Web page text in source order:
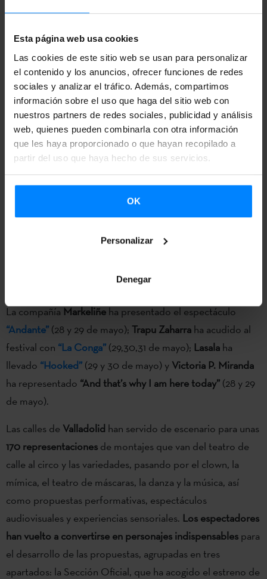
Esta página web usa cookies
Las cookies de este sitio web se usan para personalizar
el contenido y los anuncios, ofrecer funciones de redes
sociales y analizar el tráfico. Además, compartimos
información sobre el uso que haga del sitio web con
nuestros partners de redes sociales, publicidad y análisis
web, quienes pueden combinarla con otra información
que les haya proporcionado o que hayan recopilado a
partir del uso que haya hecho de sus servicios.
OK
Personalizar
Denegar
Valladolid, TAC, ha celebrado su décimo sexta edición
entre los días 27 y 31 de mayo.La representación vasca que
ha acudido al festival ha gozado de una calurosa acogida, y
el número de participantes del festival ha subido:
serán 54 las compañías y artistas que participan en el
certamen vallisoletano, procedentes de 12 países
diferentes.
Propuestas nacionales e internacionales que combinan la
tradición teatral y circense con los lenguajes y estilos más
el festival: dos de teatro callejero –
Markeliñe
La compañíaMarkeliñeha presentado el espectáculo
“Andante” (28 y 29 de mayo); Trapu Zaharra ha acudido al
festival con “La Conga” (29,30,31 de mayo); Lasala ha
llevado “Hooked” (29 y 30 de mayo) y Victoria P. Miranda
ha representado “And that’s why I am here today” (28 y 29
de mayo).
Las calles de Valladolid han servido de escenario para unas
170 representaciones de montajes que van del teatro de
calle al circo y las variedades, pasando por el clown, la
mímica, el teatro de máscaras, la danza y la música, así
como propuestas performativas, espectáculos
audiovisuales y experiencias sensoriales. Los espectadores
han vuelto a convertirse en personajes indispensables para
el desarrollo de las propuestas, agrupadas en tres
apartados: la Sección Oficial, que ha acogido el estreno de